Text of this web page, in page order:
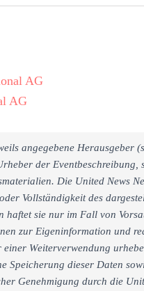
AG
AG
angegebene Herausgeber
der Eventbeschreibung,
Die United News
Vollständigkeit des
haftet sie nur im Fall von
zur Eigeninformation und
Weiterverwendung
Speicherung dieser Daten
Genehmigung durch die